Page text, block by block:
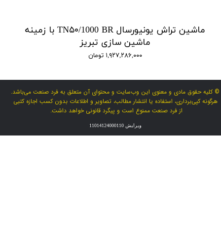
ماشین تراش یونیورسال TN۵۰/1000 BR با زمینه
ماشین سازی تبریز
۱,۹۲۷,۲۸۶,۰۰۰ تومان
© کلیه حقوق مادی و معنوی این وب‌سایت و محتوای آن متعلق به فرد صنعت می‌باشد.
هرگونه کپی‌برداری، استفاده یا انتشار مطالب، تصاویر و اطلاعات بدون کسب اجازه کتبی
از فرد صنعت ممنوع است و پیگرد قانونی خواهد داشت.
ویرایش 11014124000110